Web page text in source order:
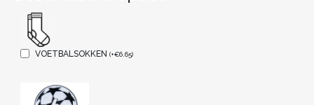
VOETBALSOKKEN (+€6.65)